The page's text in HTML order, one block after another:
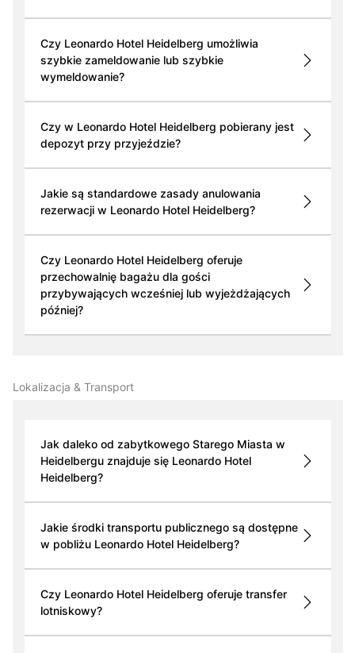
Czy Leonardo Hotel Heidelberg umożliwia
szybkie zameldowanie lub szybkie
wymeldowanie?
Czy w Leonardo Hotel Heidelberg pobierany jest
depozyt przy przyjeździe?
Jakie są standardowe zasady anulowania
rezerwacji w Leonardo Hotel Heidelberg?
Czy Leonardo Hotel Heidelberg oferuje
przechowalnię bagażu dla gości
przybywających wcześniej lub wyjeżdżających
później?
Lokalizacja & Transport
Jak daleko od zabytkowego Starego Miasta w
Heidelbergu znajduje się Leonardo Hotel
Heidelberg?
Jakie środki transportu publicznego są dostępne
w pobliżu Leonardo Hotel Heidelberg?
Czy Leonardo Hotel Heidelberg oferuje transfer
lotniskowy?